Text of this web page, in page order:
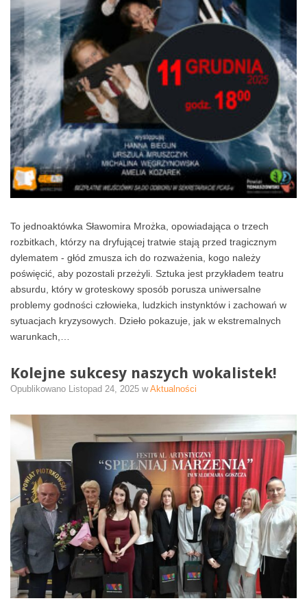
To jednoaktówka Sławomira Mrożka, opowiadająca o trzech
rozbitkach, którzy na dryfującej tratwie stają przed tragicznym
dylematem - głód zmusza ich do rozważenia, kogo należy
poświęcić, aby pozostali przeżyli. Sztuka jest przykładem teatru
absurdu, który w groteskowy sposób porusza uniwersalne
problemy godności człowieka, ludzkich instynktów i zachowań w
sytuacjach kryzysowych. Dzieło pokazuje, jak w ekstremalnych
warunkach,…
Kolejne sukcesy naszych wokalistek!
Opublikowano Listopad 24, 2025 wAktualności